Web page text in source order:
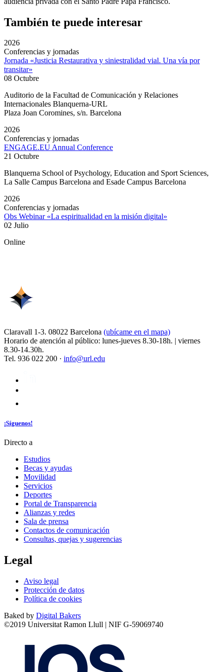
También te puede interesar
2026
Conferencias y jornadas
Jornada «Justicia Restaurativa y siniestralidad vial. Una vía por
transitar»
08 Octubre
Auditorio de la Facultad de Comunicación y Relaciones
Internacionales Blanquerna-URL
Plaza Joan Coromines, s/n. Barcelona
2026
Conferencias y jornadas
ENGAGE.EU Annual Conference
21 Octubre
Blanquerna School of Psychology, Education and Sport Sciences,
La Salle Campus Barcelona and Esade Campus Barcelona
2026
Conferencias y jornadas
Obs Webinar «La espiritualidad en la misión digital»
02 Julio
Online
Claravall 1-3. 08022 Barcelona (ubícame en el mapa)
Horario de atención al público: lunes-jueves 8.30-18h. | viernes
8.30-14.30h.
Tel. 936 022 200 · info@url.edu
¡Síguenos!
Directo a
Estudios
Becas y ayudas
Movilidad
Servicios
Deportes
Portal de Transparencia
Alianzas y redes
Sala de prensa
Contactos de comunicación
Consultas, quejas y sugerencias
Legal
Aviso legal
Protección de datos
Política de cookies
Baked by Digital Bakers
©2019 Universitat Ramon Llull | NIF G-59069740